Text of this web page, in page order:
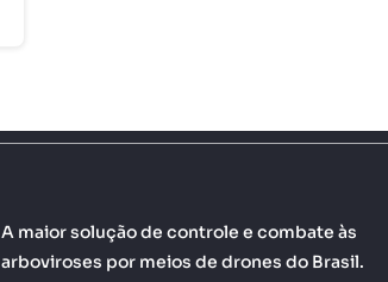
A maior solução de controle e combate às
arboviroses por meios de drones do Brasil.